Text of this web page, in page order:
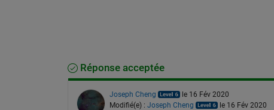
Réponse acceptée
Joseph Cheng
le 16 Fév 2020
Modifié(e) : Joseph Cheng le 16 Fév 2020